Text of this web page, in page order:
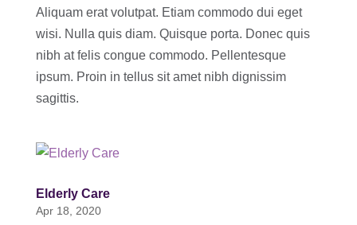
Aliquam erat volutpat. Etiam commodo dui eget
wisi. Nulla quis diam. Quisque porta. Donec quis
nibh at felis congue commodo. Pellentesque
ipsum. Proin in tellus sit amet nibh dignissim
sagittis.
Elderly Care
Apr 18, 2020